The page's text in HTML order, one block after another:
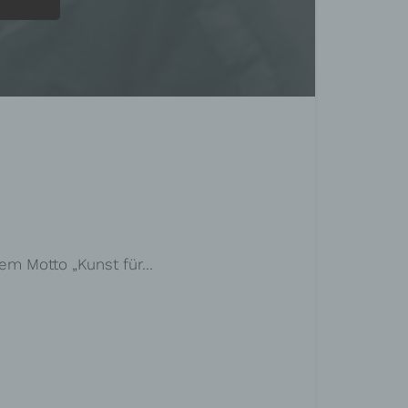
Motto „Kunst für…